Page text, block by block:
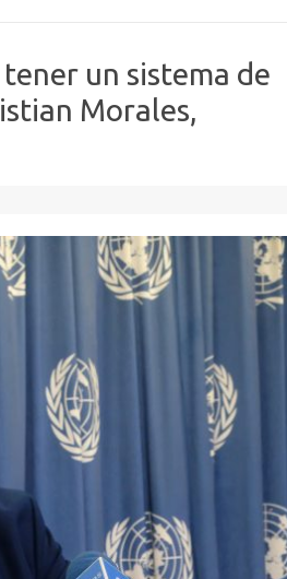
un sistema de
Morales,